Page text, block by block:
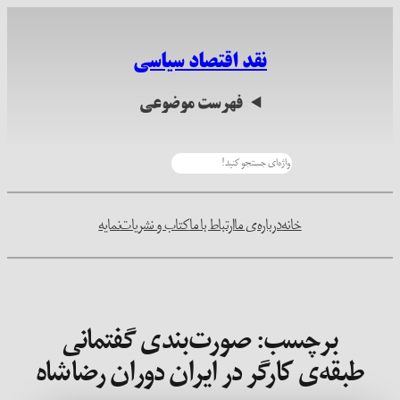
نقد اقتصاد سیاسی
فهرست موضوعی
خانهدرباره‌ی ماارتباط با ماکتاب و نشریاتنمایه
برچسب:صورت‌بندی گفتمانی
طبقه‌ی کارگر در ایران دوران رضاشاه